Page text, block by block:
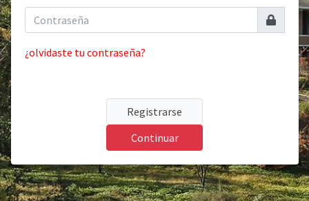
¿olvidaste tu contraseña?
Registrarse
Continuar